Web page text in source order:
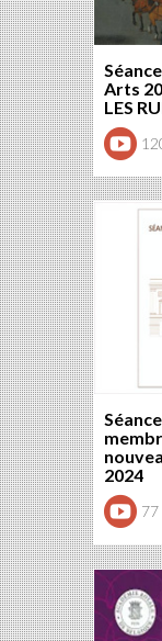
Arts
LES
2024
77